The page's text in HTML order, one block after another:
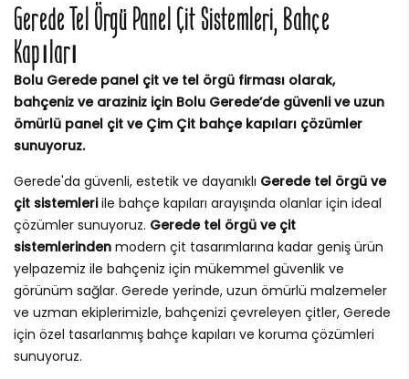
Gerede Tel Örgü Panel Çit Sistemleri, Bahçe
Kapıları
Bolu Gerede panel çit ve tel örgü firması olarak,
bahçeniz ve araziniz için Bolu Gerede’de güvenli ve uzun
ömürlü panel çit ve Çim Çit bahçe kapıları çözümler
sunuyoruz.
Gerede'da güvenli, estetik ve dayanıklı Gerede tel örgü ve
çit sistemleriile bahçe kapıları arayışında olanlar için ideal
çözümler sunuyoruz. Gerede tel örgü ve çit
sistemlerinden modern çit tasarımlarına kadar geniş ürün
yelpazemiz ile bahçeniz için mükemmel güvenlik ve
görünüm sağlar. Gerede yerinde, uzun ömürlü malzemeler
ve uzman ekiplerimizle, bahçenizi çevreleyen çitler, Gerede
için özel tasarlanmış bahçe kapıları ve koruma çözümleri
sunuyoruz.